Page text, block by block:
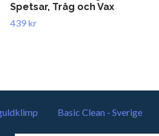
Spetsar, Tråg och Vax
439 kr
Basic Clean - Sverige